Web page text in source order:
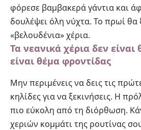
φόρεσε βαμβακερά γάντια και
δουλέψει όλη νύχτα. Το πρωί θα
«βελουδένια» χέρια.
Τα νεανικά χέρια δεν είναι
είναι θέμα φροντίδας
Μην περιμένεις να δεις τις
κηλίδες για να ξεκινήσεις. Η
πιο εύκολη από τη διόρθωση.
χεριών κομμάτι της ρουτίνας